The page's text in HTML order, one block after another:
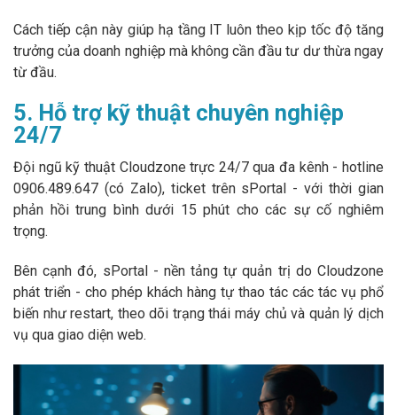
Cách tiếp cận này giúp hạ tầng IT luôn theo kịp tốc độ tăng
trưởng của doanh nghiệp mà không cần đầu tư dư thừa ngay
từ đầu.
5. Hỗ trợ kỹ thuật chuyên nghiệp
24/7
Đội ngũ kỹ thuật Cloudzone trực 24/7 qua đa kênh - hotline
0906.489.647 (có Zalo), ticket trên sPortal - với thời gian
phản hồi trung bình dưới 15 phút cho các sự cố nghiêm
trọng.
Bên cạnh đó, sPortal - nền tảng tự quản trị do Cloudzone
phát triển - cho phép khách hàng tự thao tác các tác vụ phổ
biến như restart, theo dõi trạng thái máy chủ và quản lý dịch
vụ qua giao diện web.